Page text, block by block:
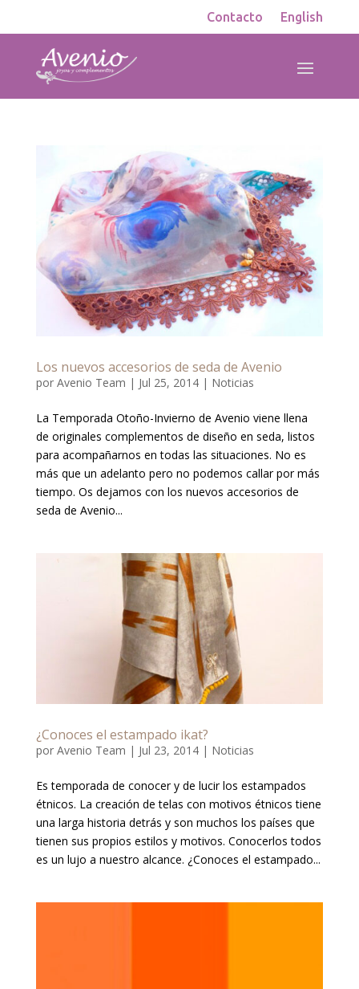
Contacto English
Los nuevos accesorios de seda de Avenio
por Avenio Team | Jul 25, 2014| Noticias
La Temporada Otoño-Invierno de Avenio viene llena
de originales complementos de diseño en seda, listos
para acompañarnos en todas las situaciones. No es
más que un adelanto pero no podemos callar por más
tiempo. Os dejamos con los nuevos accesorios de
seda de Avenio...
¿Conoces el estampado ikat?
por Avenio Team | Jul 23, 2014| Noticias
Es temporada de conocer y de lucir los estampados
étnicos. La creación de telas con motivos étnicos tiene
una larga historia detrás y son muchos los países que
tienen sus propios estilos y motivos. Conocerlos todos
es un lujo a nuestro alcance. ¿Conoces el estampado...